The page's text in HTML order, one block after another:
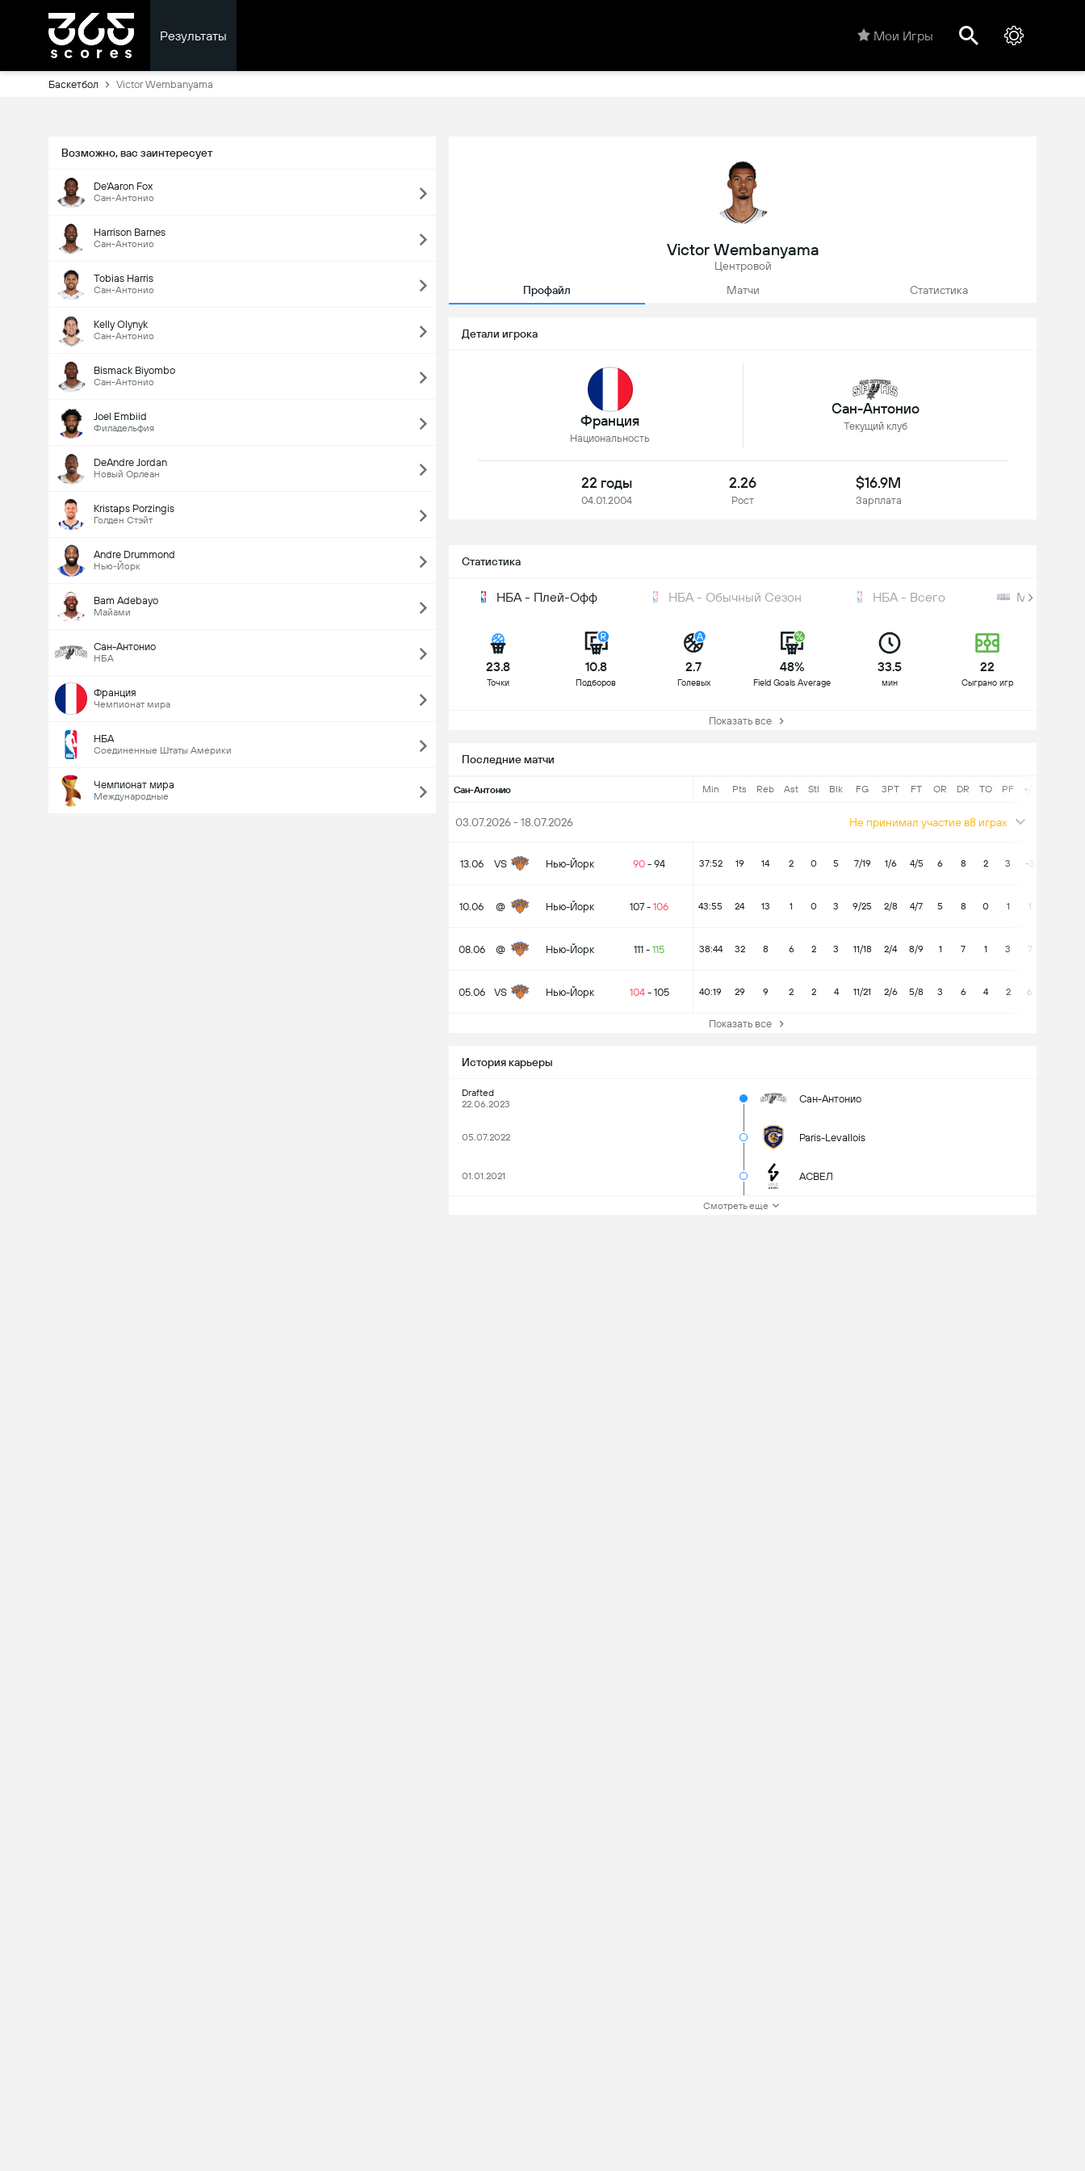
Результаты Мои Игры
Баскетбол Victor Wembanyama
Возможно, вас заинтересует
De'Aaron Fox
Сан-Антонио
Harrison Barnes
Сан-Антонио
Tobias Harris
Сан-Антонио
Kelly Olynyk
Сан-Антонио
Bismack Biyombo
Сан-Антонио
Joel Embiid
Филадельфия
DeAndre Jordan
Новый Орлеан
Kristaps Porzingis
Голден Стэйт
Andre Drummond
Нью-Йорк
Bam Adebayo
Майами
Сан-Антонио
НБА
Франция
Чемпионат мира
НБА
Соединенные Штаты Америки
Чемпионат мира
Международные
Victor Wembanyama
Центровой
Профайл
Матчи Статистика
Детали игрока
Франция
Национальность
Сан-Антонио
Текущий клуб
22 годы
04.01.2004
2.26
Рост
$16.9M
Зарплата
Статистика
НБА - Плей-Офф НБА - Обычный Сезон НБА - Всего Матч всех
23.8
Точки
10.8
Подборов
2.7
Голевых
48%
Field Goals Average
33.5
мин
22
Сыграно игр
Показать все
Последние матчи
Сан-Антонио Min Pts Reb Ast Stl Blk FG 3PT FT OR DR TO PF +/-
03.07.2026 - 18.07.2026 Не принимал участие в8 играх
13.06 VS Нью-Йорк 90 - 94 37:52 19 14 2 0 5 7/19 1/6 4/5 6 8 2 3 -3
10.06 @ Нью-Йорк 107 - 106 43:55 24 13 1 0 3 9/25 2/8 4/7 5 8 0 1 1
08.06 @ Нью-Йорк 111 - 115 38:44 32 8 6 2 3 11/18 2/4 8/9 1 7 1 3 7
05.06 VS Нью-Йорк 104- 105 40:19 29 9 2 2 4 11/21 2/6 5/8 3 6 4 2 6
Показать все
История карьеры
Drafted
22.06.2023
Сан-Антонио
05.07.2022 Paris-Levallois
01.01.2021 АСВЕЛ
Смотреть еще